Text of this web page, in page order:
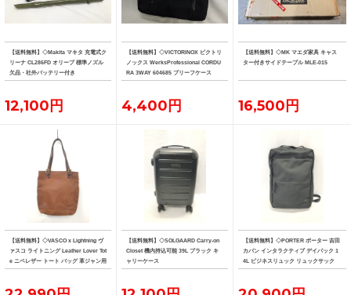
【送料無料】◇Makita マキタ 充電式ク
リーナ CL286FD オリーブ 標準ノズル
欠品・社外バッテリー付き
12,100円
【送料無料】◇VICTORINOX ビクトリ
ノックス WerksProfessional CORDU
RA 3WAY 604685 ブリーフケース
4,400円
【送料無料】◇MK マエダ家具 キャス
ター付きサイドテーブル MLE-015
16,500円
【送料無料】◇VASCO x Lightning ヴ
ァスコ ライトニング Leather Lover Tot
e ニベレザー トート バッグ 革ジャン用
トート
【送料無料】◇SOLGAARD Carry-on
Closet 機内持込可能 39L ブラック キ
ャリーケース
【送料無料】◇PORTER ポーター 吉田
カバン インタラクティブ デイパック 1
4L ビジネスリュック リュックサック